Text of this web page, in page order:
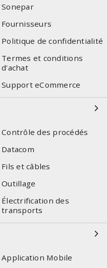
Sonepar
Fournisseurs
Politique de confidentialité
Termes et conditions
d'achat
Support eCommerce
Contrôle des procédés
Datacom
Fils et câbles
Outillage
Électrification des
transports
Application Mobile